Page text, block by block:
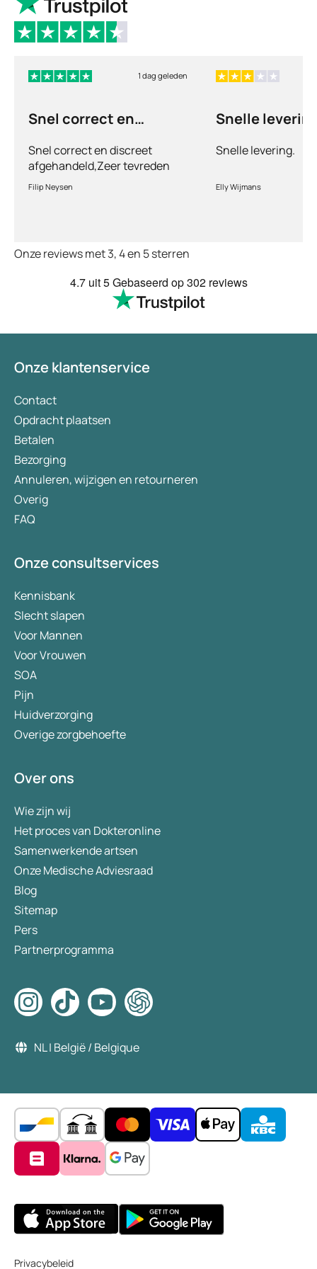
1 dag geleden
Snel correct en
Snel correct en discreet
afgehandeld,Zeer tevreden
met de service en patiënt
vriendelijkheid.Vermoedelijk
Filip Neysen
Snelle
Snelle levering.
Elly Wijmans
Onze reviews met 3, 4 en 5 sterren
4.7uit 5Gebaseerd op302 reviews
Onze klantenservice
Contact
Opdracht plaatsen
Betalen
Bezorging
Annuleren, wijzigen en retourneren
Overig
FAQ
Onze consultservices
Kennisbank
Slecht slapen
Voor Mannen
Voor Vrouwen
SOA
Pijn
Huidverzorging
Overige zorgbehoefte
Over ons
Wie zijn wij
Het proces van Dokteronline
Samenwerkende artsen
Onze Medische Adviesraad
Blog
Sitemap
Pers
Partnerprogramma
NL | België / Belgique
Privacybeleid